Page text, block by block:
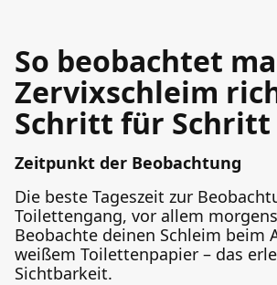
So beobachtet
Zervixschleim
Schritt für Schritt
Zeitpunkt der Beobachtung
Die beste Tageszeit zur
Toilettengang, vor allem
Beobachte deinen Schleim beim
weißem Toilettenpapier – das
Sichtbarkeit.